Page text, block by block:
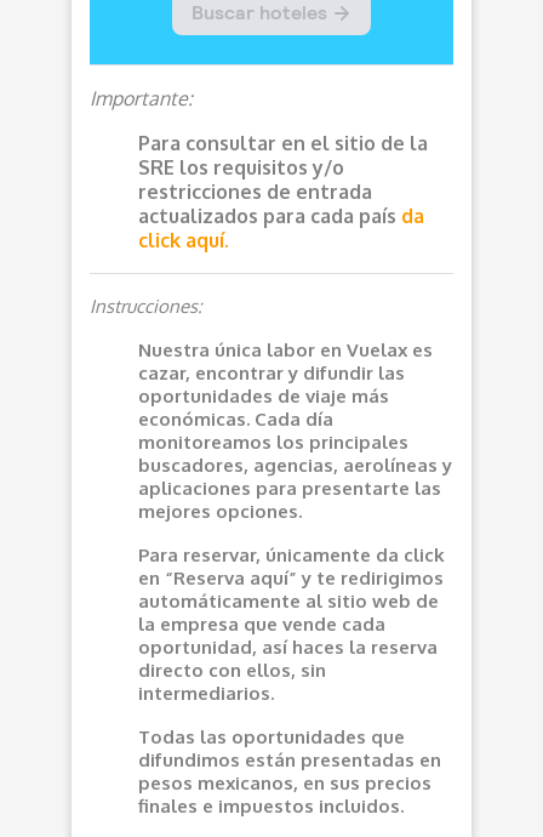
Importante:
Para consultar en el sitio de la
SRE los requisitos y/o
restricciones de entrada
actualizados para cada país da
click aquí.
Instrucciones:
Nuestra única labor en Vuelax es
cazar, encontrar y difundir las
oportunidades de viaje más
económicas. Cada día
monitoreamos los principales
buscadores, agencias, aerolíneas y
aplicaciones para presentarte las
mejores opciones.
Para reservar, únicamente da click
en “Reserva aquí” y te redirigimos
automáticamente al sitio web de
la empresa que vende cada
oportunidad, así haces la reserva
directo con ellos, sin
intermediarios.
Todas las oportunidades que
difundimos están presentadas en
pesos mexicanos, en sus precios
finales e impuestos incluidos.